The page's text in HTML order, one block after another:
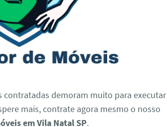
contratadas demoram muito para executar
mais, contrate agora mesmo o nosso
em Vila Natal SP.